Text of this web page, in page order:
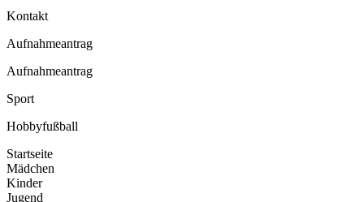
Kontakt
Aufnahmeantrag
Aufnahmeantrag
Sport
Hobbyfußball
Startseite
Mädchen
Kinder
Jugend